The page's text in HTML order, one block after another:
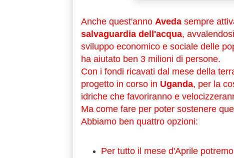
Anche quest'anno Avedasempre
salvaguardia dell'acqua,
sviluppo economico e sociale delle
ha aiutato ben 3 milioni di persone.
Con i fondi ricavati dal mese della
progetto in corso in Uganda, per la
idriche che favoriranno e
Ma come fare per poter sostenere
Abbiamo ben quattro opzioni:
Per tutto il mese d'Aprile